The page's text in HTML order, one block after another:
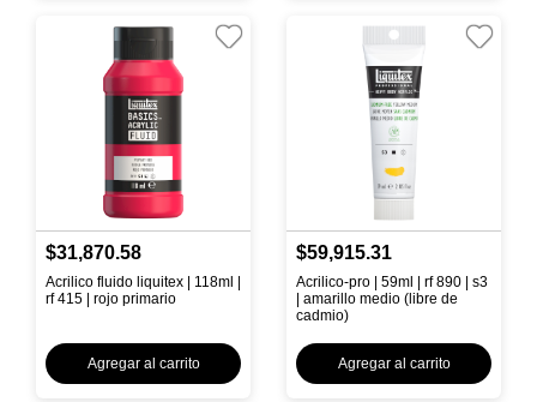
$31,870.58
Acrilico fluido liquitex | 118ml |
rf 415 | rojo primario
Agregar al carrito
$59,915.31
Acrilico-pro | 59ml | rf 890 | s3
| amarillo medio (libre de
cadmio)
Agregar al carrito